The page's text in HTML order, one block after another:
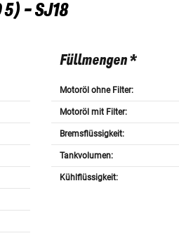
5) - SJ18
Füllmengen *
Motoröl ohne Filter:
Motoröl mit Filter:
Bremsflüssigkeit:
Tankvolumen:
Kühlflüssigkeit: